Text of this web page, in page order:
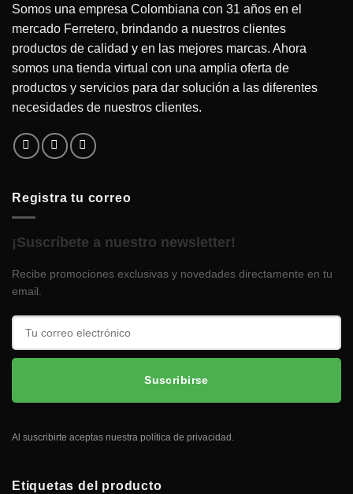
Somos una empresa Colombiana con 31 años en el
mercado Ferretero, brindando a nuestros clientes
productos de calidad y en las mejores marcas. Ahora
somos una tienda virtual con una amplia oferta de
productos y servicios para dar solución a las diferentes
necesidades de nuestros clientes.
Registra tu correo
¡Suscríbete a nuestro newsletter!
Recibe promociones exclusivas y novedades directamente en tu
email.
Suscribirse
Al suscribirte aceptas nuestra política de privacidad.
Etiquetas del producto